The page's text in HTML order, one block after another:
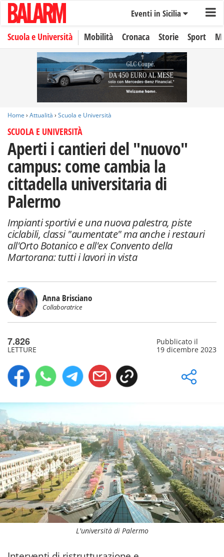
Eventi in Sicilia
Scuola e Università Mobilità Cronaca Storie Sport
Home › Attualità › Scuola e Università
SCUOLA E UNIVERSITÀ
Aperti i cantieri del "nuovo"
campus: come cambia la
cittadella universitaria di
Palermo
Impianti sportivi e una nuova palestra, piste
ciclabili, classi "aumentate" ma anche i restauri
all'Orto Botanico e all'ex Convento della
Martorana: tutti i lavori in vista
Anna Brisciano
Collaboratrice
7.826
LETTURE
Pubblicato il
19 dicembre 2023
L'università di Palermo